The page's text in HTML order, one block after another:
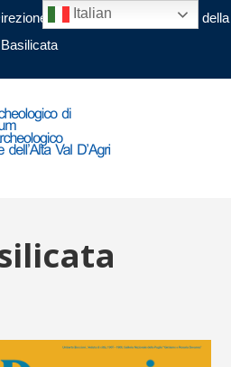
regionale Musei nazionali della
Basilicata
Italian